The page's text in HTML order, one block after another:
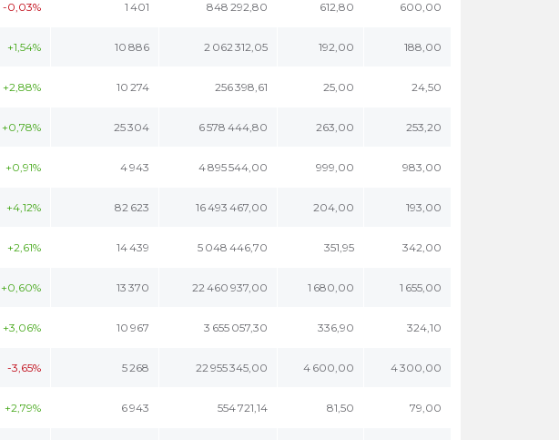
-0,03% 1 401 848 292,80 612,80 600,00
+1,54% 10 886 2 062 312,05 192,00 188,00
+2,88% 10 274 256 398,61 25,00 24,50
+0,78% 25 304 6 578 444,80 263,00 253,20
+0,91% 4 943 4 895 544,00 999,00 983,00
+4,12% 82 623 16 493 467,00 204,00 193,00
+2,61% 14 439 5 048 446,70 351,95 342,00
+0,60% 13 370 22 460 937,00 1 680,00 1 655,00
+3,06% 10 967 3 655 057,30 336,90 324,10
-3,65% 5 268 22 955 345,00 4 600,00 4 300,00
+2,79% 6 943 554 721,14 81,50 79,00